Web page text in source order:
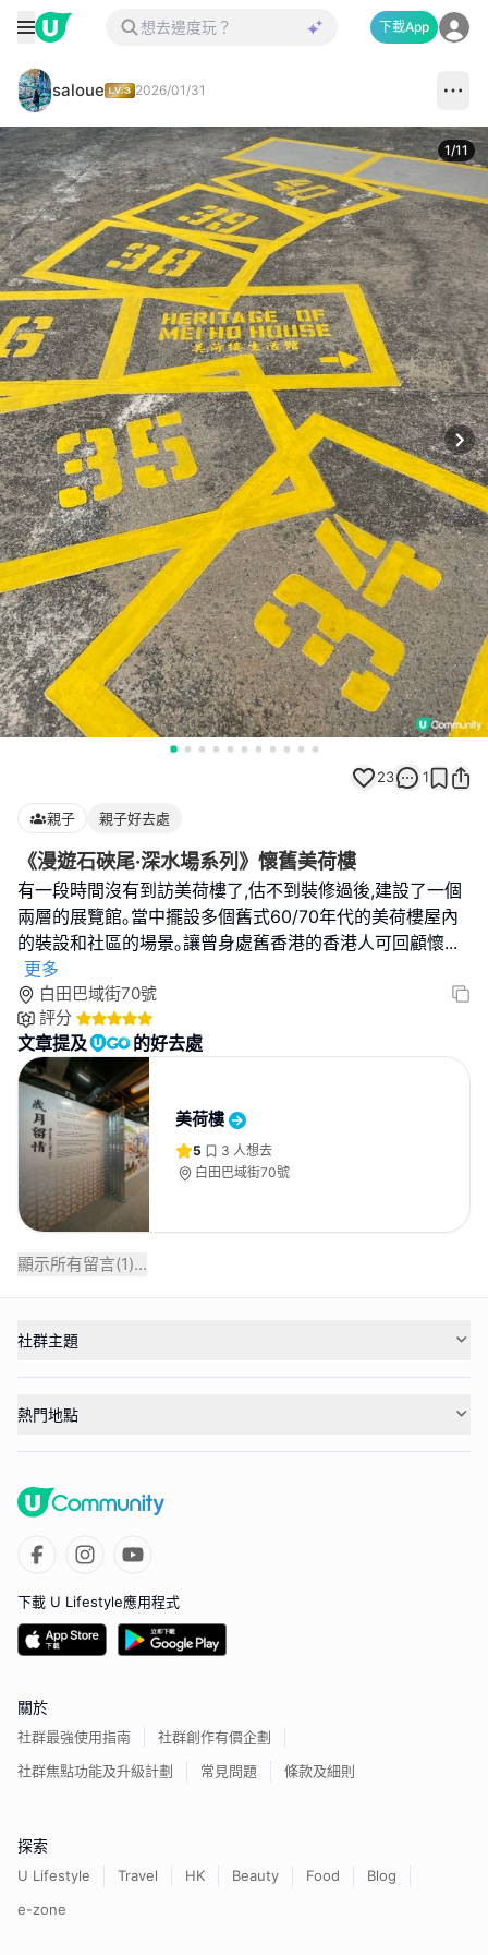
下載App
saloue 2026/01/31
1/11
23 1
親子 親子好去處
《漫遊石硤尾·深水場系列》懷舊美荷樓
有一段時間沒有到訪美荷樓了,估不到裝修過後,建設了一個
兩層的展覽館｡當中擺設多個舊式60/70年代的美荷樓屋內
的裝設和社區的場景｡讓曾身處舊香港的香港人可回顧懷...
更多
白田巴域街70號
評分
文章提及 的好去處
美荷樓
5 3 人想去
白田巴域街70號
顯示所有留言(1)...
社群主題
熱門地點
下載 U Lifestyle應用程式
關於
社群最強使用指南
社群創作有價企劃
社群焦點功能及升級計劃
常見問題 條款及細則
探索
U Lifestyle Travel HK Beauty Food
Blog
e-zone